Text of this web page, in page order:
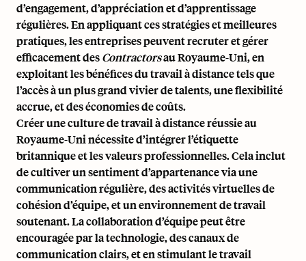
d’engagement, d’appréciation et d’apprentissage
régulières. En appliquant ces stratégies et meilleures
pratiques, les entreprises peuvent recruter et gérer
efficacement desContractorsau Royaume-Uni, en
exploitant les bénéfices du travail à distance tels que
l’accès à un plus grand vivier de talents, une flexibilité
accrue, et des économies de coûts.
Créer une culture de travail à distance réussie au
Royaume-Uni nécessite d’intégrer l’étiquette
britannique et les valeurs professionnelles. Cela inclut
de cultiver un sentiment d’appartenance via une
communication régulière, des activités virtuelles de
cohésion d’équipe, et un environnement de travail
soutenant. La collaboration d’équipe peut être
encouragée par la technologie, des canaux de
communication clairs, et en stimulant le travail